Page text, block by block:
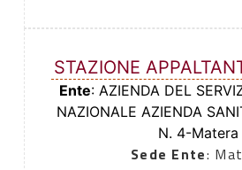
STAZIONE
Ente: AZIENDA DEL
NAZIONALE AZIENDA
N. 4-Matera
Sede Ente: